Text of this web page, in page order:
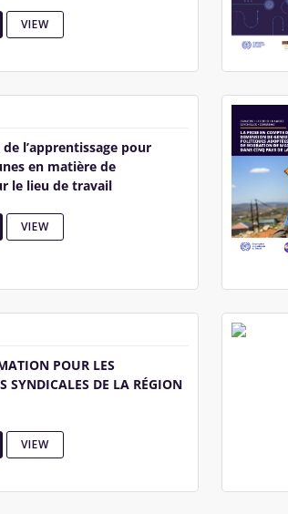
VIEW
de l’apprentissage pour
en matière de
le lieu de travail
VIEW
POUR LES
SYNDICALES DE LA RÉGION
VIEW